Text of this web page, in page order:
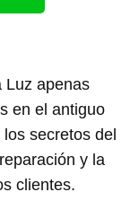
Luz apenas
en el antiguo
secretos del
y la
clientes.